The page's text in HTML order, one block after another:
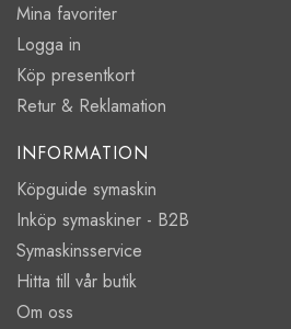
Mina favoriter
Logga in
Köp presentkort
Retur & Reklamation
INFORMATION
Köpguide symaskin
Inköp symaskiner - B2B
Symaskinsservice
Hitta till vår butik
Om oss